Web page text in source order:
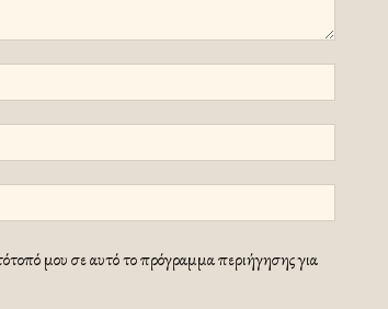
μου σε αυτό το πρόγραμμα περιήγησης για